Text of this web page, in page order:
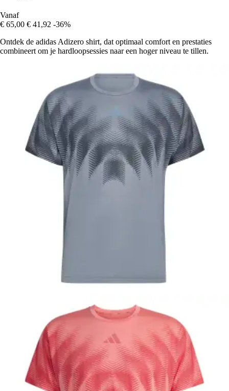
Vanaf
€ 65,00 € 41,92 -36%
Ontdek de adidas Adizero shirt, dat optimaal comfort en prestaties
combineert om je hardloopsessies naar een hoger niveau te tillen.